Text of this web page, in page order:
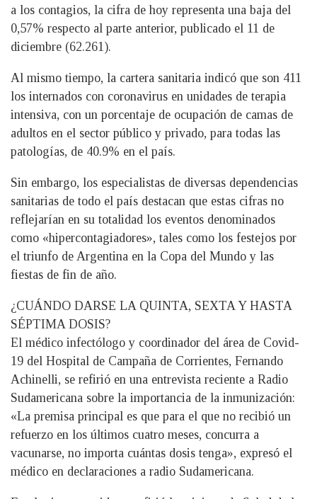
a los contagios, la cifra de hoy representa una baja del
0,57% respecto al parte anterior, publicado el 11 de
diciembre (62.261).
Al mismo tiempo, la cartera sanitaria indicó que son 411
los internados con coronavirus en unidades de terapia
intensiva, con un porcentaje de ocupación de camas de
adultos en el sector público y privado, para todas las
patologías, de 40.9% en el país.
Sin embargo, los especialistas de diversas dependencias
sanitarias de todo el país destacan que estas cifras no
reflejarían en su totalidad los eventos denominados
como «hipercontagiadores», tales como los festejos por
el triunfo de Argentina en la Copa del Mundo y las
fiestas de fin de año.
¿CUÁNDO DARSE LA QUINTA, SEXTA Y HASTA
SÉPTIMA DOSIS?
El médico infectólogo y coordinador del área de Covid-
19 del Hospital de Campaña de Corrientes, Fernando
Achinelli, se refirió en una entrevista reciente a Radio
Sudamericana sobre la importancia de la inmunización:
«La premisa principal es que para el que no recibió un
refuerzo en los últimos cuatro meses, concurra a
vacunarse, no importa cuántas dosis tenga», expresó el
médico en declaraciones a radio Sudamericana.